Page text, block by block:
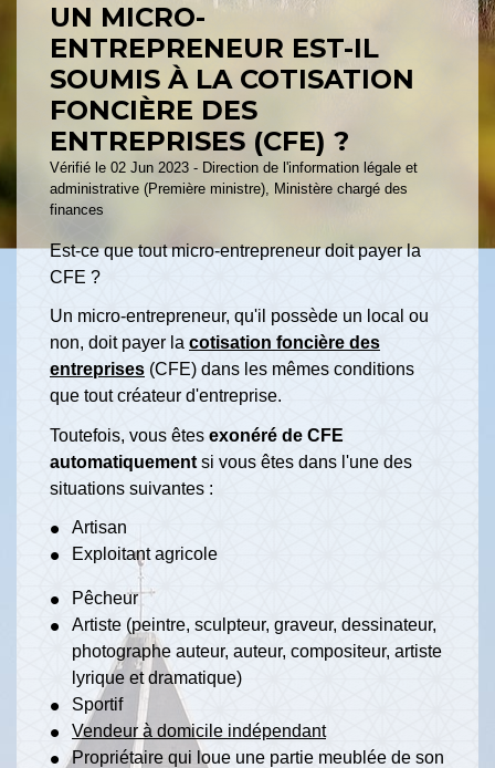
UN MICRO-
ENTREPRENEUR EST-IL
SOUMIS À LA COTISATION
FONCIÈRE DES
ENTREPRISES (CFE) ?
Vérifié le 02 Jun 2023 - Direction de l'information légale et
administrative (Première ministre), Ministère chargé des
finances
Est-ce que tout micro-entrepreneur doit payer la
CFE ?
Un micro-entrepreneur, qu'il possède un local ou
non, doit payer la cotisation foncière des
entreprises (CFE) dans les mêmes conditions
que tout créateur d'entreprise.
Toutefois, vous êtes exonéré de CFE
automatiquement si vous êtes dans l'une des
situations suivantes :
Artisan
Exploitant agricole
Pêcheur
Artiste (peintre, sculpteur, graveur, dessinateur,
photographe auteur, auteur, compositeur, artiste
lyrique et dramatique)
Sportif
Vendeur à domicile indépendant
Propriétaire qui loue une partie meublée de son